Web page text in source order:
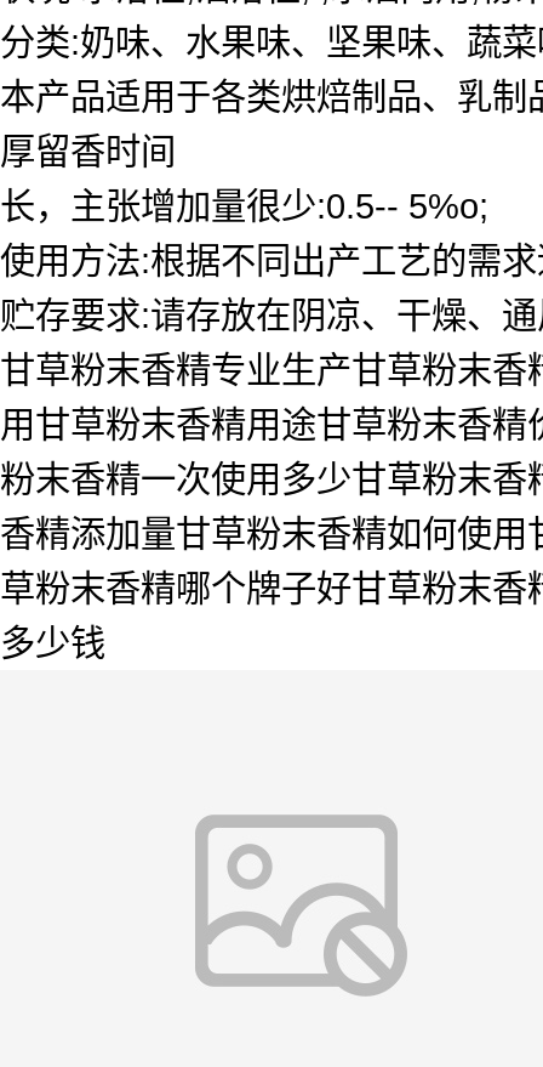
分类:奶味、水果味、坚果味、蔬
本产品适用于各类烘焙制品、乳
厚留香时间
长，主张增加量很少:0.5-- 5%o;
使用方法:根据不同出产工艺的需
贮存要求:请存放在阴凉、干燥、
甘草粉末香精专业生产甘草粉末
用甘草粉末香精用途甘草粉末香
粉末香精一次使用多少甘草粉末
香精添加量甘草粉末香精如何使
草粉末香精哪个牌子好甘草粉末
多少钱